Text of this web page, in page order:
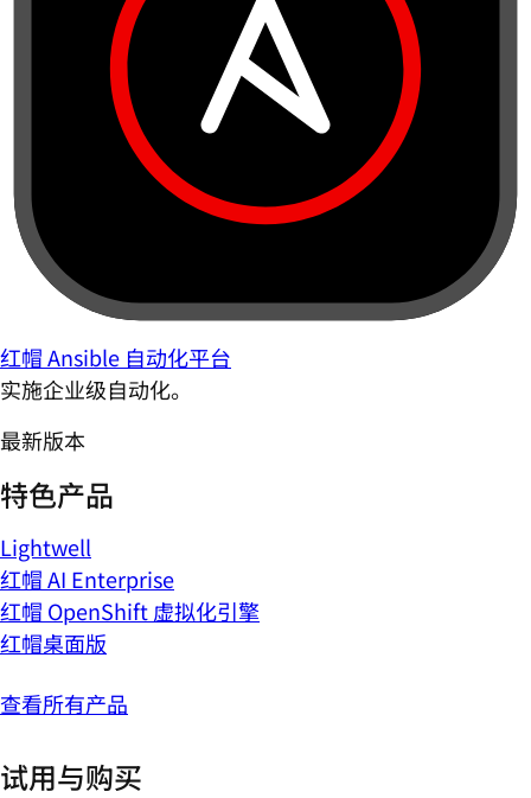
红帽 Ansible 自动化平台
实施企业级自动化。
最新版本
特色产品
Lightwell
红帽 AI Enterprise
红帽 OpenShift 虚拟化引擎
红帽桌面版
查看所有产品
试用与购买